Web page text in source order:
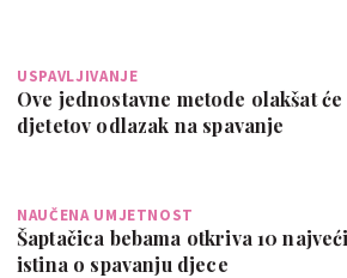
USPAVLJIVANJE
Ove jednostavne metode olakšat će
djetetov odlazak na spavanje
NAUČENA UMJETNOST
Šaptačica bebama otkriva 10
istina o spavanju djece